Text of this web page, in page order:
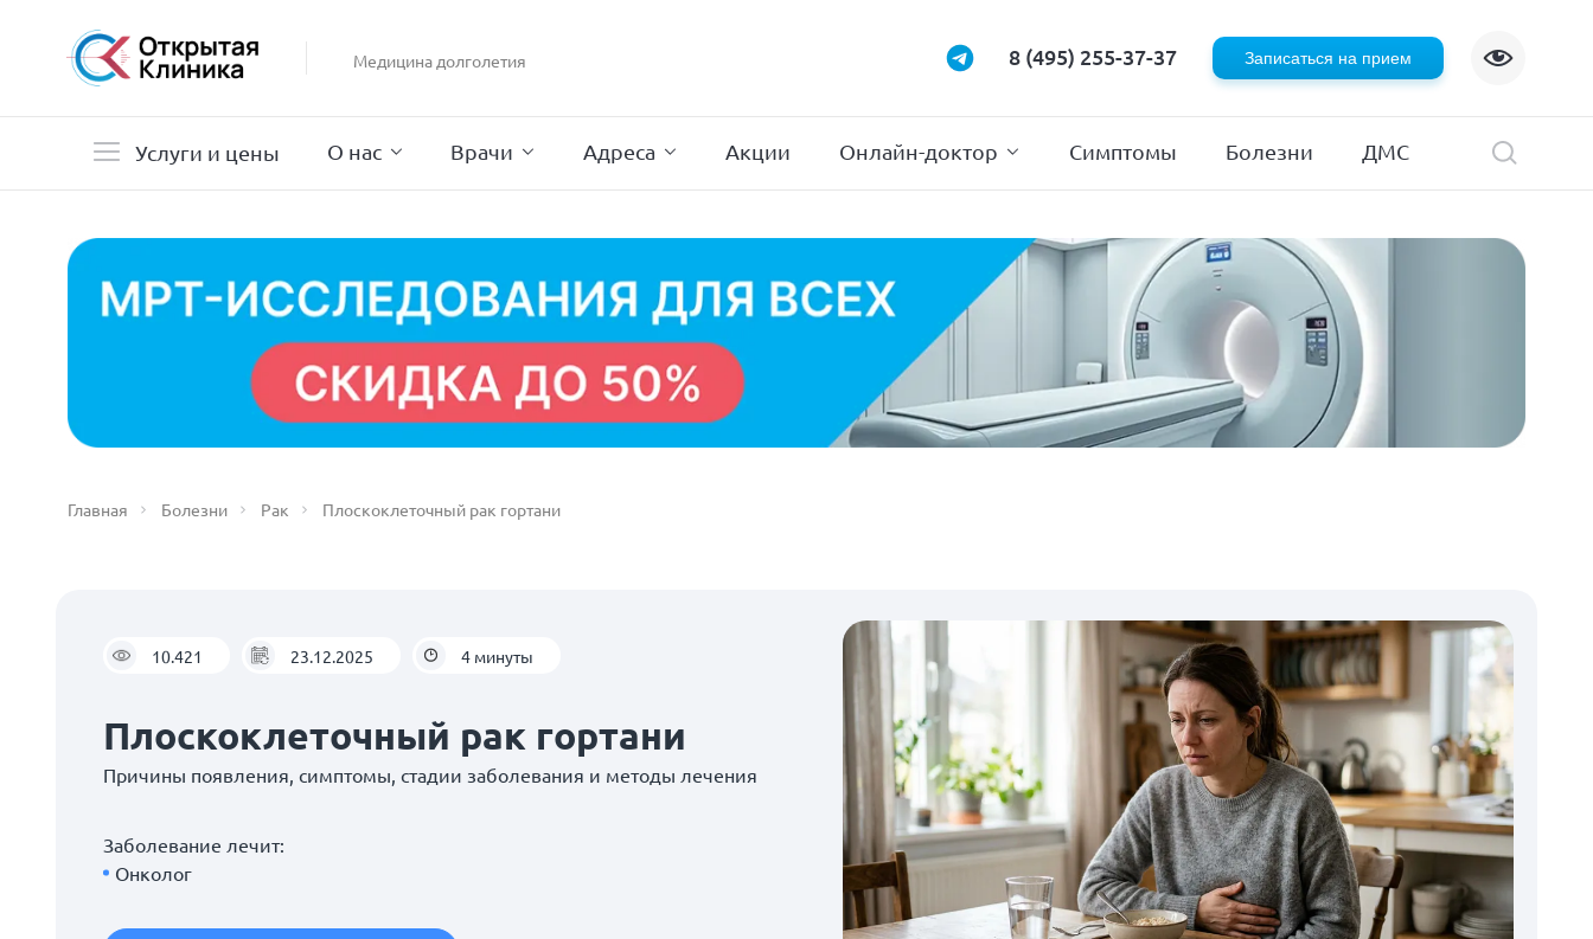
Медицина долголетия 8 (495) 255-37-37 Записаться на прием
Услуги и цены
Нейрохирургия
Проктология
Психотерапия
Хирургия
Эндокринология
О нас Врачи Адреса Акции Онлайн-доктор Симптомы Болезни ДМС
Главная Болезни Рак Плоскоклеточный рак гортани
10.421 23.12.2025 4 минуты
Плоскоклеточный рак гортани
Причины появления, симптомы, стадии заболевания и методы лечения
Заболевание лечит:
Онколог